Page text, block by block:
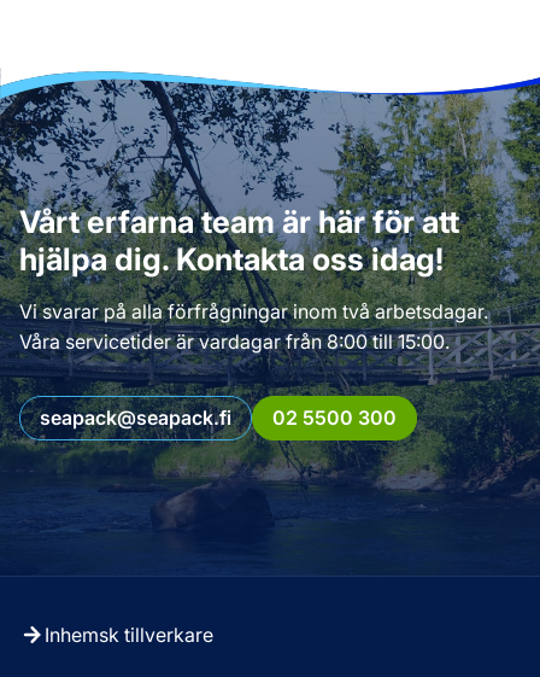
Vårt erfarna team är här för att
hjälpa dig. Kontakta oss idag!
Vi svarar på alla förfrågningar inom två arbetsdagar.
Våra servicetider är vardagar från 8:00 till 15:00.
seapack@seapack.fi 02 5500 300
Inhemsk tillverkare